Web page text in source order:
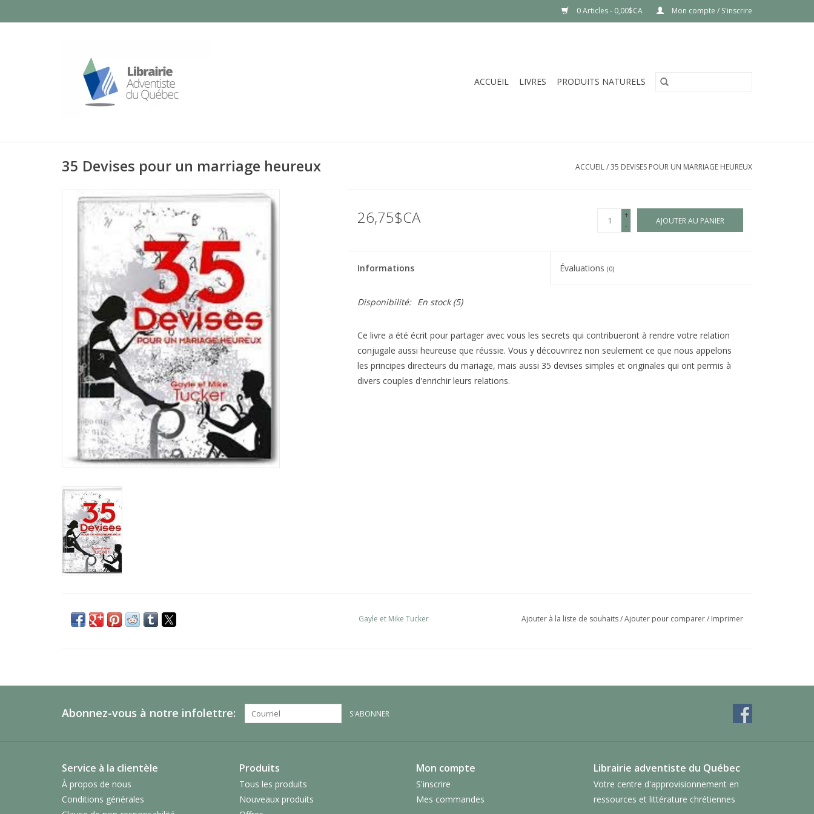
0 Articles - 0,00$CA Mon compte / S'inscrire
ACCUEIL LIVRES PRODUITS NATURELS
35 Devises pour un marriage heureux ACCUEIL/35 DEVISES POUR UN MARRIAGE HEUREUX
26,75$CA
+
-
AJOUTER AU PANIER
Informations Évaluations(0)
Disponibilité: En stock(5)
Ce livre a été écrit pour partager avec vous les secrets qui contribueront à rendre votre relation
conjugale aussi heureuse que réussie. Vous y découvrirez non seulement ce que nous appelons
les principes directeurs du mariage, mais aussi 35 devises simples et originales qui ont permis à
divers couples d'enrichir leurs relations.
Gayle et Mike Tucker Ajouter à la liste de souhaits/Ajouter pour comparer/ Imprimer
Abonnez-vous à notre infolettre: S'ABONNER
Service à la clientèle
À propos de nous
Conditions générales
Produits
Tous les produits
Nouveaux produits
Mon compte
S'inscrire
Mes commandes
Librairie adventiste du Québec
Votre centre d'approvisionnement en
ressources et littérature chrétiennes